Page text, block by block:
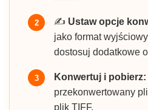
2 ✍️ Ustaw opcje
jako format
dostosuj dodatkowe
3 Konwertuj i pobierz:
przekonwertowany
plik TIFF.